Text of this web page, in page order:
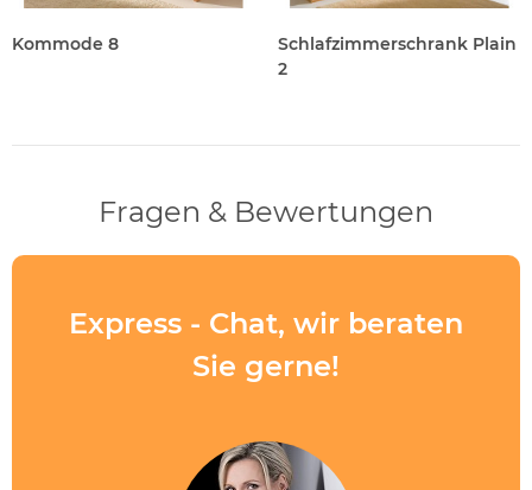
Kommode 8
Schlafzimmerschrank Plain
2
Fragen & Bewertungen
Express - Chat, wir beraten
Sie gerne!